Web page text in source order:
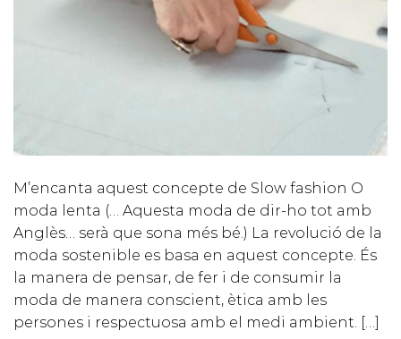
M’encanta aquest concepte de Slow fashion O
moda lenta (… Aquesta moda de dir-ho tot amb
Anglès… serà que sona més bé.) La revolució de la
moda sostenible es basa en aquest concepte. És
la manera de pensar, de fer i de consumir la
moda de manera conscient, ètica amb les
persones i respectuosa amb el medi ambient. […]